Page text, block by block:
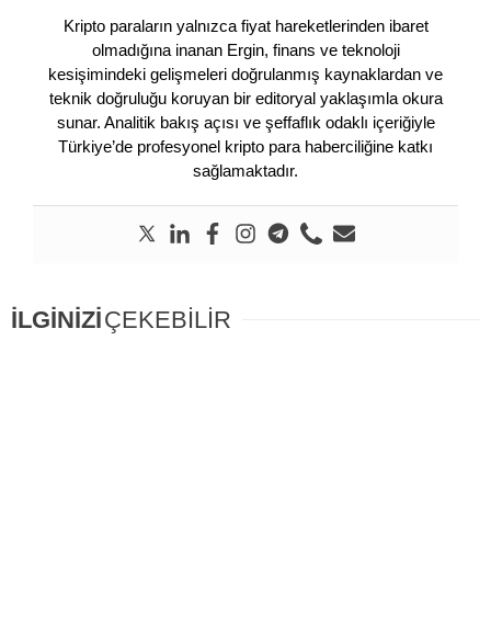
Kripto paraların yalnızca fiyat hareketlerinden ibaret
olmadığına inanan Ergin, finans ve teknoloji
kesişimindeki gelişmeleri doğrulanmış kaynaklardan ve
teknik doğruluğu koruyan bir editoryal yaklaşımla okura
sunar. Analitik bakış açısı ve şeffaflık odaklı içeriğiyle
Türkiye’de profesyonel kripto para haberciliğine katkı
sağlamaktadır.
İLGİNİZİÇEKEBİLİR